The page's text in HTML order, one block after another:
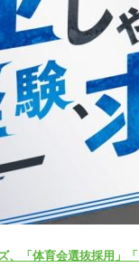
、「体育会選抜採用」